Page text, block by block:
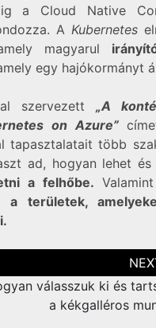
a Cloud Native
A Kubernetes
magyarul
egy hajókormányt
szervezett„A
on Azure”
tapasztalatait több
ad, hogyan lehet és
a felhőbe.
a területek,
válasszuk ki és
a kékgalléros